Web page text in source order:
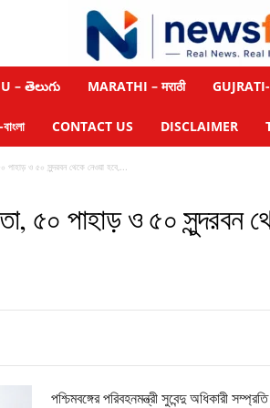
– తెలుగు MARATHI – मराठी
CONTACT US DISCLAIMER
পাহাড় ও ৫০ সুন্দরবন থেকে নেওয়া হবে,...
৫০ পাহাড় ও ৫০ সুন্দরবন
পশ্চিমবঙ্গের পরিবহনমন্ত্রী সুবেন্দু অধিকারী